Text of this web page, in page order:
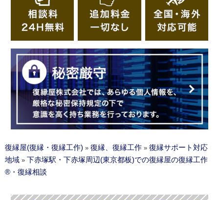
復縁屋(復縁・復縁工作) » 復縁、復縁工作 » 復縁サポート対応
地域 » 下赤塚駅・下赤塚周辺(東京都板)での復縁屋の復縁工作
®・復縁相談